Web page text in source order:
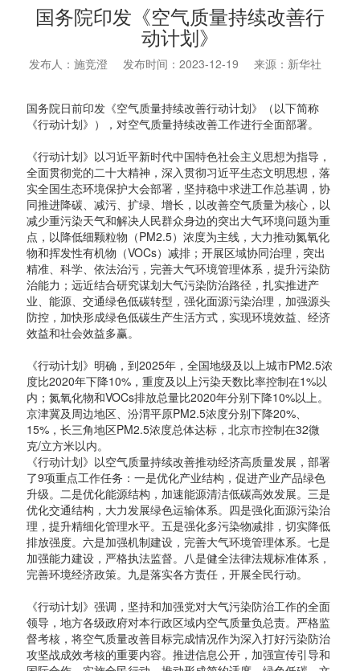
国务院印发《空气质量持续改善行
动计划》
发布人：施竞澄 发布时间：2023-12-19 来源：新华社
国务院日前印发《空气质量持续改善行动计划》（以下简称
《行动计划》），对空气质量持续改善工作进行全面部署。
《行动计划》以习近平新时代中国特色社会主义思想为指导，
全面贯彻党的二十大精神，深入贯彻习近平生态文明思想，落
实全国生态环境保护大会部署，坚持稳中求进工作总基调，协
同推进降碳、减污、扩绿、增长，以改善空气质量为核心，以
减少重污染天气和解决人民群众身边的突出大气环境问题为重
点，以降低细颗粒物（PM2.5）浓度为主线，大力推动氮氧化
物和挥发性有机物（VOCs）减排；开展区域协同治理，突出
精准、科学、依法治污，完善大气环境管理体系，提升污染防
治能力；远近结合研究谋划大气污染防治路径，扎实推进产
业、能源、交通绿色低碳转型，强化面源污染治理，加强源头
防控，加快形成绿色低碳生产生活方式，实现环境效益、经济
效益和社会效益多赢。
《行动计划》明确，到2025年，全国地级及以上城市PM2.5浓
度比2020年下降10%，重度及以上污染天数比率控制在1%以
内；氮氧化物和VOCs排放总量比2020年分别下降10%以上。
京津冀及周边地区、汾渭平原PM2.5浓度分别下降20%、
15%，长三角地区PM2.5浓度总体达标，北京市控制在32微
克/立方米以内。
《行动计划》以空气质量持续改善推动经济高质量发展，部署
了9项重点工作任务：一是优化产业结构，促进产业产品绿色
升级。二是优化能源结构，加速能源清洁低碳高效发展。三是
优化交通结构，大力发展绿色运输体系。四是强化面源污染治
理，提升精细化管理水平。五是强化多污染物减排，切实降低
排放强度。六是加强机制建设，完善大气环境管理体系。七是
加强能力建设，严格执法监督。八是健全法律法规标准体系，
完善环境经济政策。九是落实各方责任，开展全民行动。
《行动计划》强调，坚持和加强党对大气污染防治工作的全面
领导，地方各级政府对本行政区域内空气质量负总责。严格监
督考核，将空气质量改善目标完成情况作为深入打好污染防治
攻坚战成效考核的重要内容。推进信息公开，加强宣传引导和